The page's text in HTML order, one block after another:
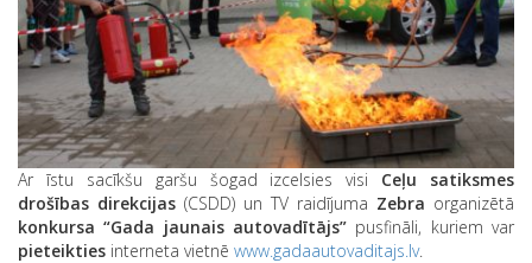
Ar īstu sacīkšu garšu šogad izcelsies visi Ceļu satiksmes
drošības direkcijas (CSDD) un TV raidījuma Zebra organizētā
konkursa “Gada jaunais autovadītājs” pusfināli, kuriem var
pieteikties interneta vietnē www.gadaautovaditajs.lv.